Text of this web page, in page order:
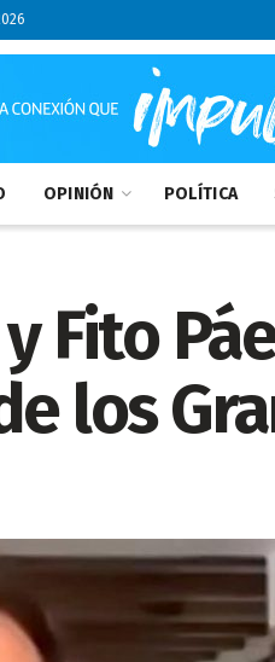
OPINIÓN POLÍTICA
Fito
los